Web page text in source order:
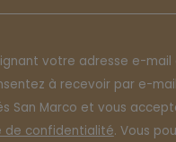
votre adresse e-mail
à recevoir par e-
San Marco et vous
de confidentialité. Vous